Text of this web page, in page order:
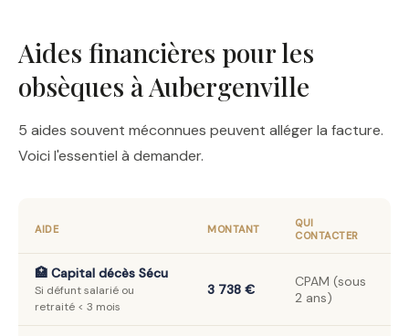
Aides financières pour les
obsèques à Aubergenville
5 aides souvent méconnues peuvent alléger la facture.
Voici l'essentiel à demander.
AIDE MONTANT
QUI
CONTACTER
🏥 Capital décès Sécu
Si défunt salarié ou
retraité < 3 mois
3 738 €
CPAM (sous
2 ans)